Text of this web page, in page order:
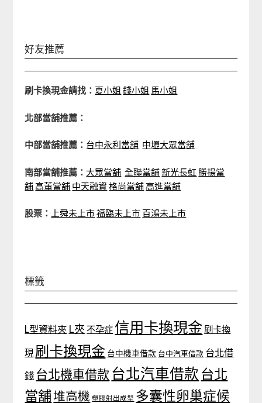
好友推薦
刷卡換現金請找： 夏小姐 錢小姐 馬小姐
北部當舖推薦：
中部當舖推薦： 台中永利當舖 中壢大眾當舖
南部當舖推薦： 大眾當舖 全聯當舖新光長虹 勝揚當
舖高董當舖 中天融資格尚當舖高進當舖
股票： 上舜未上市福臨未上市 百鴻未上市
標籤
L型資料夾 L夾 不孕症 信用卡換現金 刷卡換
現 刷卡換現金 台中機車借款 台中汽車借款 台北借
錢 台北機車借款 台北汽車借款 台北
當舖堆高機 塑膠射出成型 多囊性卵巢症候